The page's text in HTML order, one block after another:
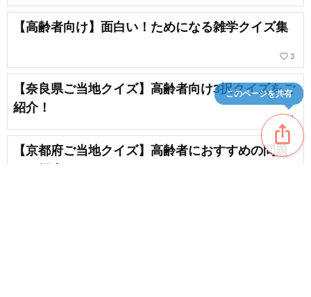
【高齢者向け】面白い！ためになる雑学クイズ集
favorite_border 3
【奈良県ご当地クイズ】高齢者向け3択クイズをご
紹介！
favorite_border1
【京都府ご当地クイズ】高齢者におすすめの問題
ios_share
このページを共有